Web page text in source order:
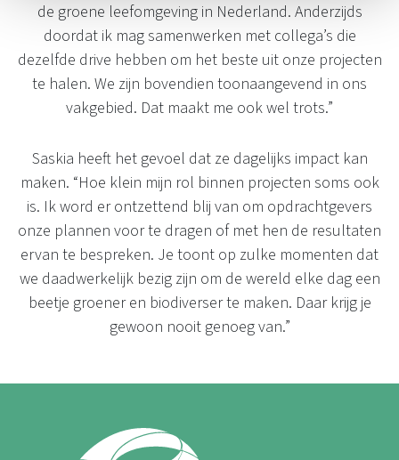
de groene leefomgeving in Nederland. Anderzijds
doordat ik mag samenwerken met collega’s die
dezelfde drive hebben om het beste uit onze projecten
te halen. We zijn bovendien toonaangevend in ons
vakgebied. Dat maakt me ook wel trots.”
Saskia heeft het gevoel dat ze dagelijks impact kan
maken. “Hoe klein mijn rol binnen projecten soms ook
is. Ik word er ontzettend blij van om opdrachtgevers
onze plannen voor te dragen of met hen de resultaten
ervan te bespreken. Je toont op zulke momenten dat
we daadwerkelijk bezig zijn om de wereld elke dag een
beetje groener en biodiverser te maken. Daar krijg je
gewoon nooit genoeg van.”